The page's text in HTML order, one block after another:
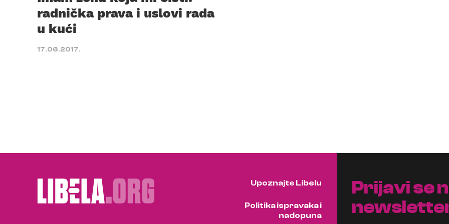
radnička prava i uslovi rada
u kući
17.06.2017.
Upoznajte Libelu
Politika ispravaka i
nadopuna
Prijavi se